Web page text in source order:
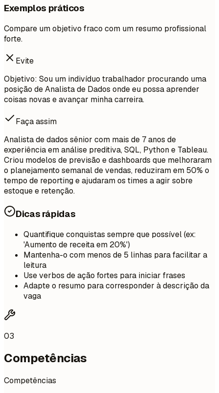
Exemplos práticos
Compare um objetivo fraco com um resumo profissional
forte.
Evite
Objetivo: Sou um indivíduo trabalhador procurando uma
posição de Analista de Dados onde eu possa aprender
coisas novas e avançar minha carreira.
Faça assim
Analista de dados sênior com mais de 7 anos de
experiência em análise preditiva, SQL, Python e Tableau.
Criou modelos de previsão e dashboards que melhoraram
o planejamento semanal de vendas, reduziram em 50% o
tempo de reporting e ajudaram os times a agir sobre
estoque e retenção.
Dicas rápidas
Quantifique conquistas sempre que possível (ex:
'Aumento de receita em 20%')
Mantenha-o com menos de 5 linhas para facilitar a
leitura
Use verbos de ação fortes para iniciar frases
Adapte o resumo para corresponder à descrição da
vaga
03
Competências
Competências